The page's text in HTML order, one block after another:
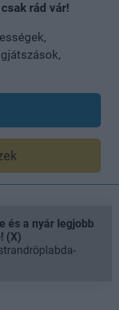
rád vár!
és a nyár legjobb
(X)